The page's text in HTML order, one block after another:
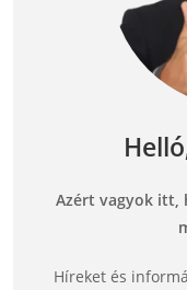
Azért vagyok itt,
Híreket és